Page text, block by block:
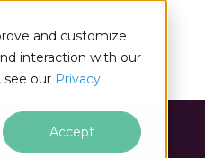
and customize
interaction with our
see our Privacy
Accept
page